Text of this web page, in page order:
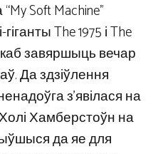
Soft Machine”
The 1975 і The
завяршыць вечар
Да здзіўлення
з’явілася на
Хамберстоўн на
да яе для